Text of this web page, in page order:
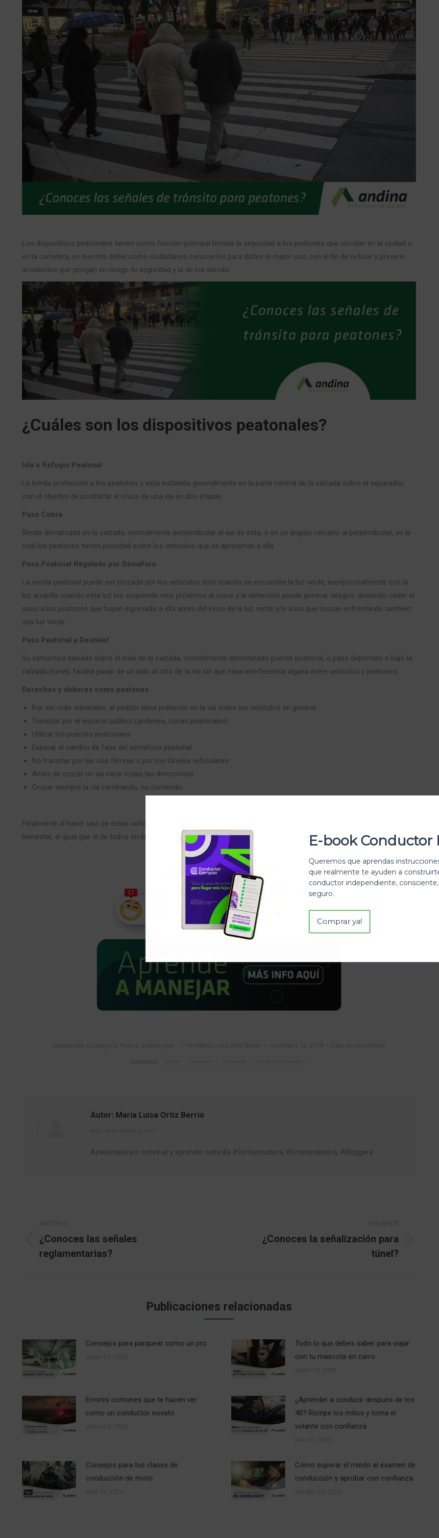
Los dispositivos peatonales tienen como función principal brindar la seguridad a los peatones que circulan en la ciudad o
en la carretera, es nuestro deber como ciudadanos conocerlos para darles el mejor uso, con el fin de reducir y prevenir
accidentes que pongan en riesgo tu seguridad y la de los demás.
¿Cuáles son los dispositivos peatonales?
Isla o Refugio Peatonal
Le brinda protección a los peatones y esta instalada generalmente en la parte central de la calzada sobre el separador,
con el objetivo de posibilitar el cruce de una vía en dos etapas.
Paso Cebra
Senda demarcada en la calzada, normalmente perpendicular al eje de esta, o en un ángulo cercano al perpendicular, en la
cual los peatones tienen prioridad sobre los vehículos que se aproximan a ella.
Paso Peatonal Regulado por Semáforo
La senda peatonal puede ser cruzada por los vehículos solo cuando se encuentre la luz verde, excepcionalmente con la
luz amarilla cuando esta luz los sorprende muy próximos al cruce y la detención puede generar riesgos, debiendo ceder el
paso a los peatones que hayan ingresado a ella antes del inicio de la luz verde y/o a los que cruzan enfrentando también
una luz verde.
Paso Peatonal a Desnivel
Su estructura elevada sobre el nivel de la calzada, comúnmente denominado puente peatonal, o paso deprimido o bajo la
calzada (túnel), facilita pasar de un lado al otro de la vía sin que haya interferencia alguna entre vehículos y peatones.
Derechos y deberes como peatones
Por ser más vulnerable, el peatón tiene prelación en la vía sobre los vehículos en general
Transitar por el espacio público (andenes, zonas peatonales)
Utilizar los puentes peatonales
Esperar el cambio de fase del semáforo peatonal
No transitar por las vías férreas o por los túneles vehiculares
Antes de cruzar un vía mirar todas las direcciones
Cruzar siempre la vía caminando, no corriendo.
Finalmente al hacer uso de estas señalizaciones nos convertimos en peatones ejemplares que buscan siempre su
bienestar, al igual que el de todos en la vía.
¿Cuál es tu reacción?
17 15 5 22
Autor: Maria Luisa Ortiz Berrio
Apasionada por construir y aprender cada día #Comunicadora, #Emprendedora, #Bloggera
entre
publicaciones
Publicación
anterior:
¿Conoces las señales
reglamentarias?
Publicación
¿Conoces la señalización para
túnel?
Publicaciones relacionadas
Consejos para parquear como un pro
Todo lo que debes saber para viajar
con tu mascota en carro
Errores comunes que te hacen ver
como un conductor novato
¿Aprender a conducir después de los
40? Rompe los mitos y toma el
volante con confianza
Consejos para tus clases de
conducción de moto
Cómo superar el miedo al examen de
conducción y aprobar con confianza
E-book Conductor
Queremos que aprendas
que realmente te ayuden a
conductor independiente,
seguro.
Comprar ya!